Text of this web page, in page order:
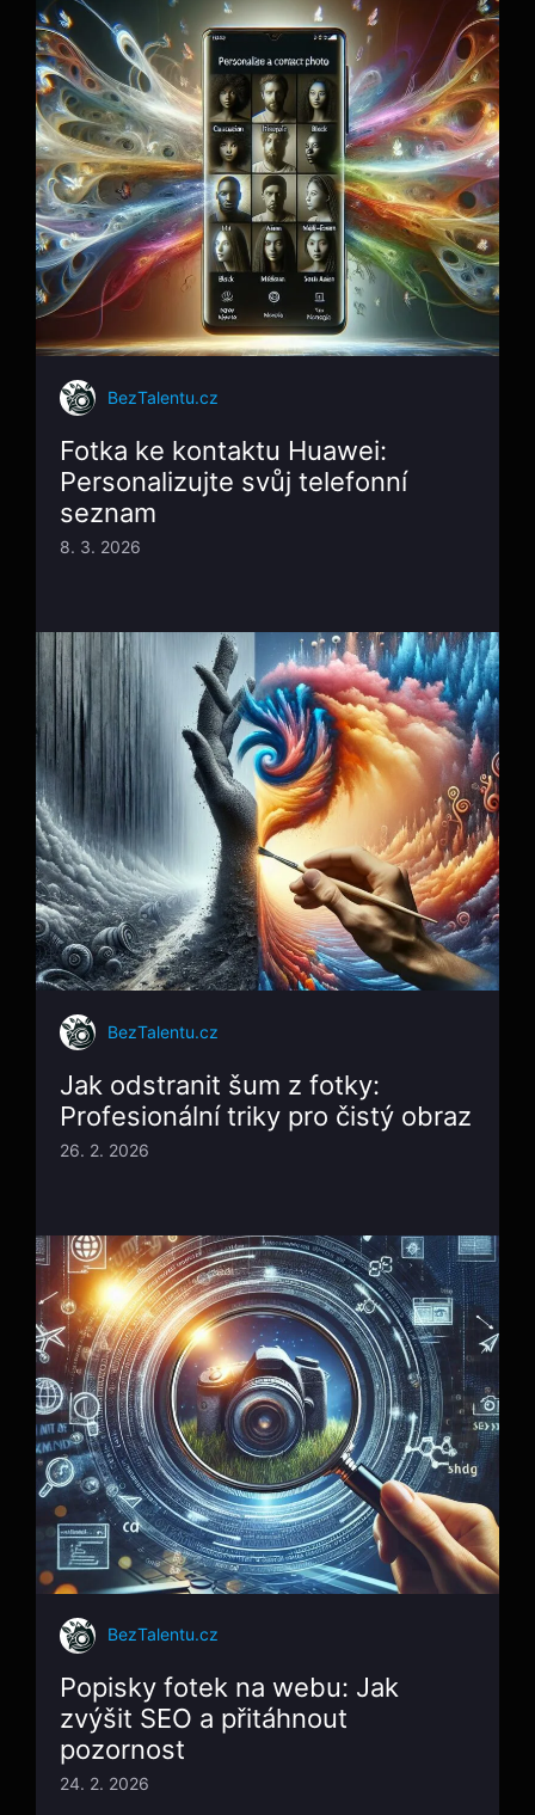
BezTalentu.cz
Fotka ke kontaktu Huawei:
Personalizujte svůj telefonní
seznam
8. 3. 2026
BezTalentu.cz
Jak odstranit šum z fotky:
Profesionální triky pro čistý obraz
26. 2. 2026
BezTalentu.cz
Popisky fotek na webu: Jak
zvýšit SEO a přitáhnout
pozornost
24. 2. 2026